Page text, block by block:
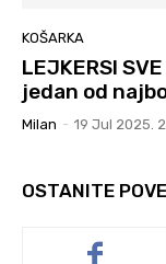
KOŠARKA
LEJKERSI
jedan od
Milan - 19 Jul 2025.
OSTANITE